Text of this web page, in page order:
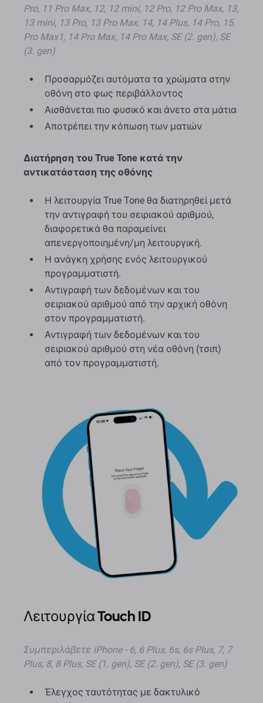
Pro, 11 Pro Max, 12, 12 mini, 12 Pro, 12 Pro Max, 13,
13 mini, 13 Pro, 13 Pro Max, 14, 14 Plus, 14 Pro, 15,
Pro Max1, 14 Pro Max, 14 Pro Max, SE (2. gen), SE
(3. gen)
Προσαρμόζει αυτόματα τα χρώματα στην
οθόνη στο φως περιβάλλοντος
Αισθάνεται πιο φυσικό και άνετο στα μάτια
Αποτρέπει την κόπωση των ματιών
Διατήρηση του True Tone κατά την
αντικατάσταση της οθόνης
Η λειτουργία True Tone θα διατηρηθεί μετά
την αντιγραφή του σειριακού αριθμού,
διαφορετικά θα παραμείνει
απενεργοποιημένη/μη λειτουργική.
Η ανάγκη χρήσης ενός λειτουργικού
προγραμματιστή.
Αντιγραφή των δεδομένων και του
σειριακού αριθμού από την αρχική οθόνη
στον προγραμματιστή.
Αντιγραφή των δεδομένων και του
σειριακού αριθμού στη νέα οθόνη (τσιπ)
από τον προγραμματιστή.
Λειτουργία Touch ID
Συμπεριλάβετε iPhone - 6, 6 Plus, 6s, 6s Plus, 7, 7
Plus, 8, 8 Plus, SE (1. gen), SE (2. gen), SE (3. gen)
Έλεγχος ταυτότητας με δακτυλικό